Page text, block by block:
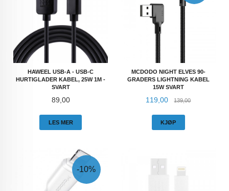
HAWEEL USB-A - USB-C
HURTIGLADER KABEL, 25W 1M -
SVART
Pris
89,00
LES MER
MCDODO NIGHT ELVES 90-
GRADERS LIGHTNING KABEL
15W SVART
Tilbud
119,00 139,00Rabatt
KJØP
-10%